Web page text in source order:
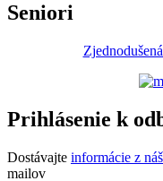
Seniori
Prihlásenie k
Dostávajte informácie z
mailov